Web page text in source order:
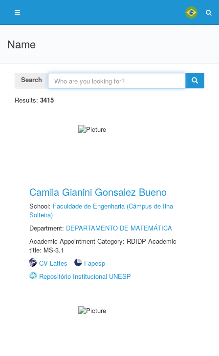
Name
Search
Results: 3415
Camila Gianini Gonsalez Bueno
School: Faculdade de Engenharia (Câmpus de Ilha
Solteira)
Department: DEPARTAMENTO DE MATEMÁTICA
Academic Appointment Category: RDIDP Academic
title: MS-3.1
CV Lattes
Fapesp
Repositório Institucional UNESP